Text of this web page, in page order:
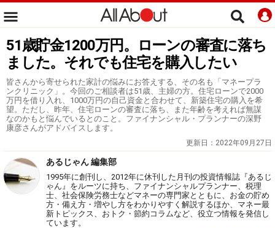
51歳貯金1200万円。ローンの審査に落ち
ました。それでも住宅を購入したい
皆さんから寄せられた家計の悩みにお答えする、その名も「マネープラ
ンクリニック」。今回のご相談者は51歳、主婦の方。住宅ローンで2000
万円を借り入れ、1000万円の自己資金と合わせて、新築住宅の購入を希
望。ただし、昨年、住宅ローンの審査に落ち、また年齢を考えれば無謀
なのかもと悩んでいるとのこと。ファイナンシャル・プランナーの深野
康彦さんがアドバイスします。
更新日： 2022年09月27日
あるじゃん 編集部
1995年に創刊し、2012年に休刊した月刊の投資情報誌『あるじ
ゃん』をルーツに持ち、ファイナンシャルプランナー、税理
士、社会保険労務士などマネーの専門家とともに、お金の貯め
方・備え方・増やし方をわかりやすく解説するほか、マネー最
新トピックス、おトク・節約コラムなど、役立つ情報を発信し
ています。